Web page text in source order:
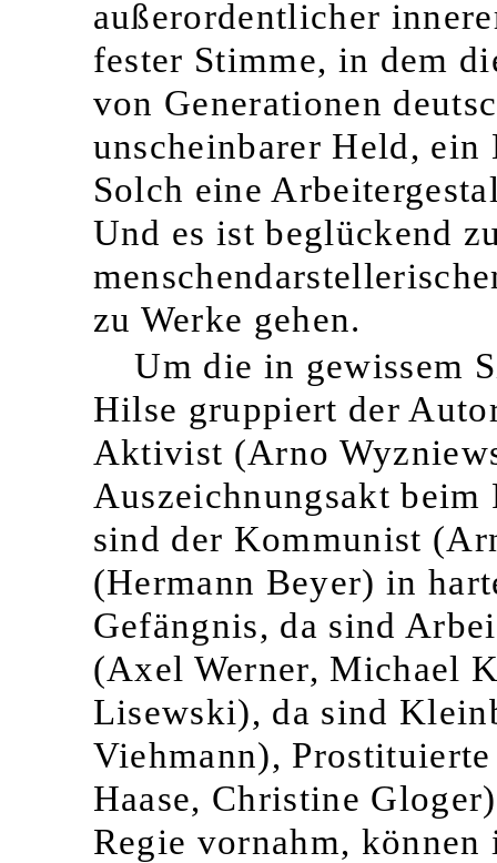
außerordentlicher
fester Stimme, in dem
von Generationen
unscheinbarer Held,
Solch eine
Und es ist beglückend
zu Werke gehen.
Um die in gewissem
Hilse gruppiert der
Aktivist (Arno
Auszeichnungsakt
sind der Kommunist
(Hermann Beyer) in
Gefängnis, da sind
(Axel Werner, Michael
Lisewski), da sind
Viehmann),
Haase, Christine
Regie vornahm,